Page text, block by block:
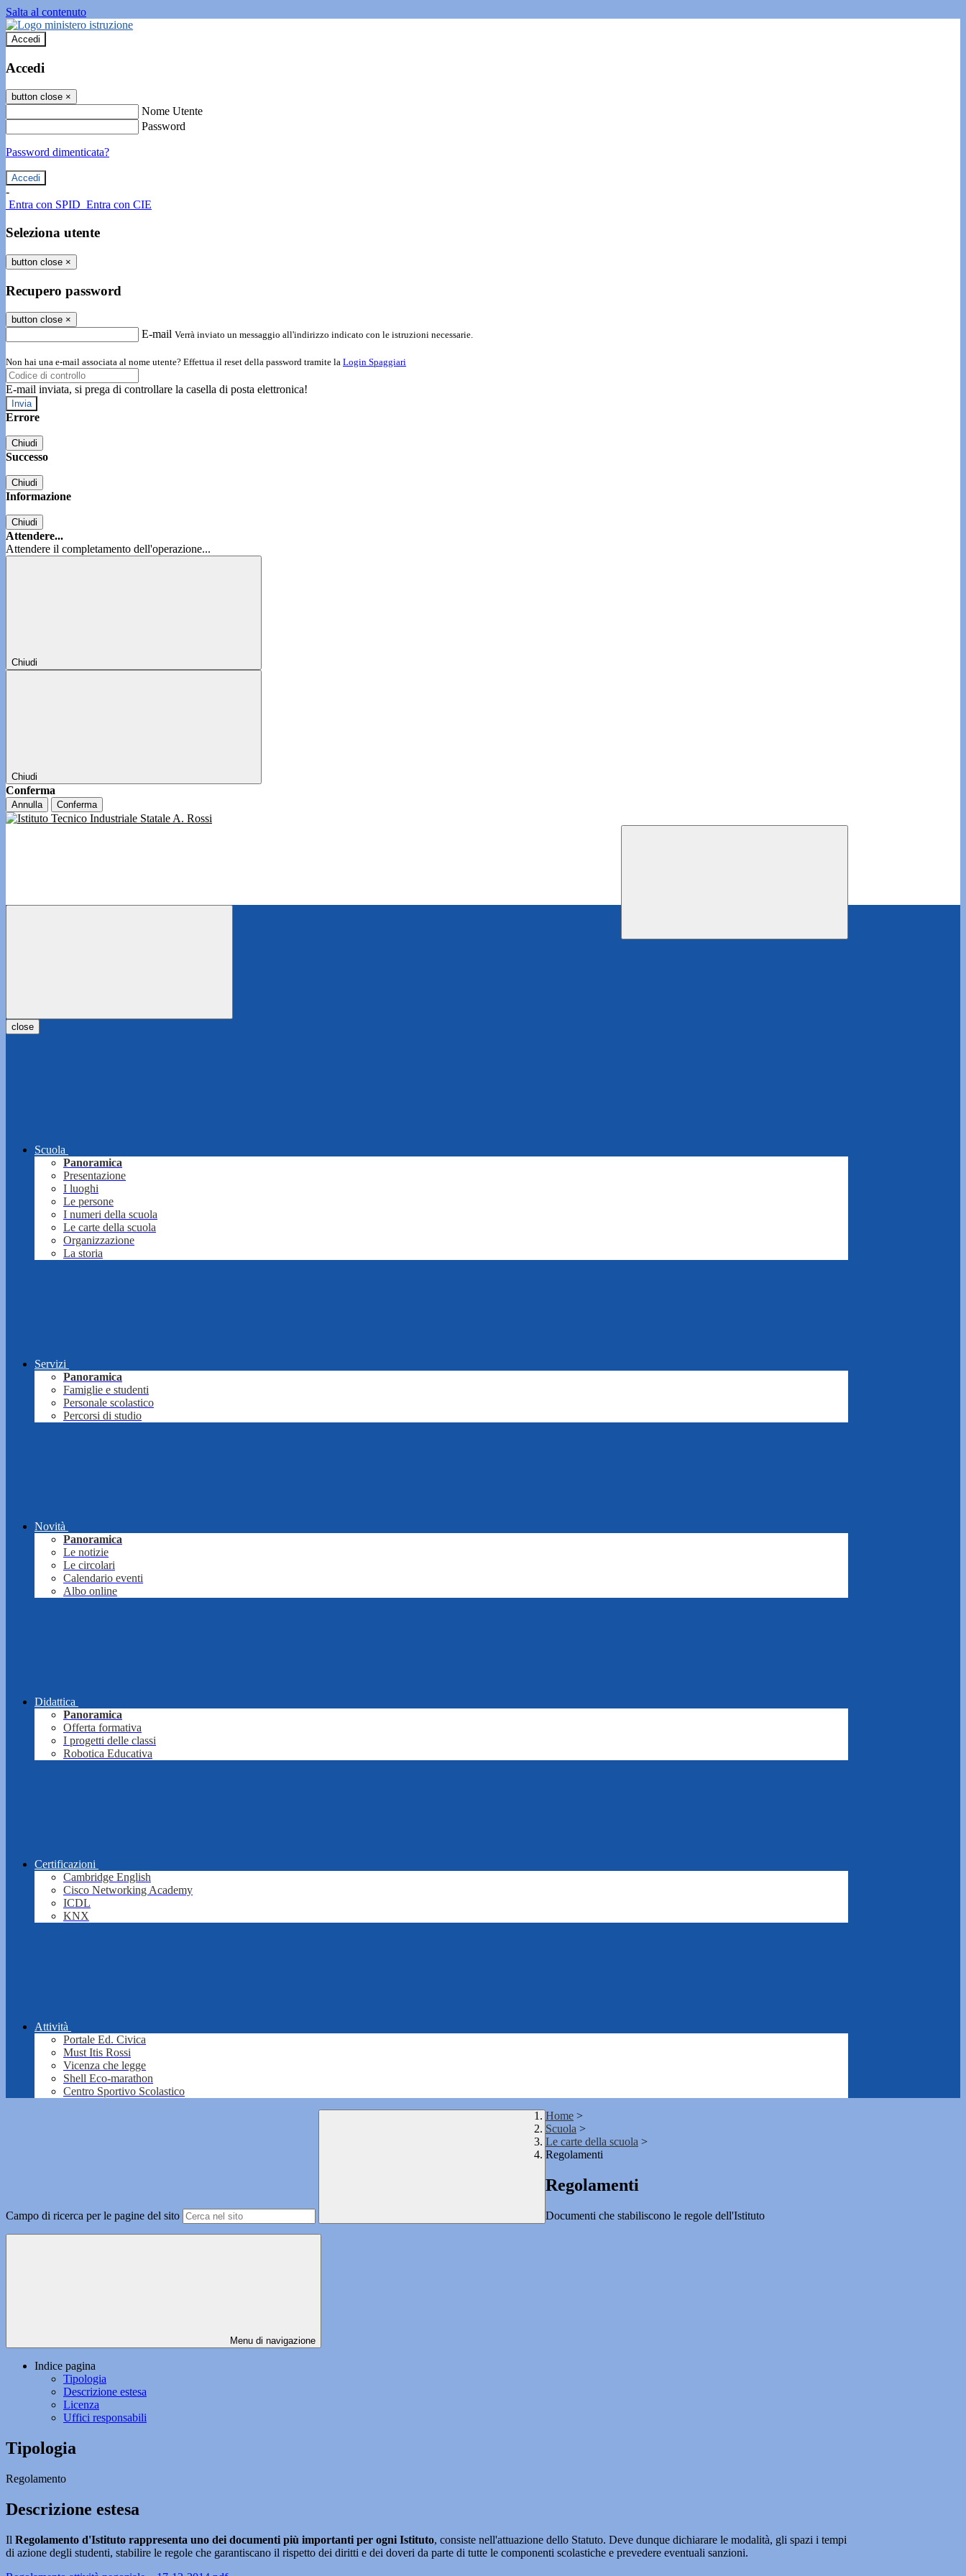
Salta al contenuto
Accedi
Accedi
button close ×
Nome Utente
Password
Password dimenticata?
-
Entra con SPID Entra con CIE
Seleziona utente
button close ×
Recupero password
button close ×
E-mail Verrà inviato un messaggio all'indirizzo indicato con le istruzioni necessarie.
Non hai una e-mail associata al nome utente? Effettua il reset della password tramite la Login Spaggiari
E-mail inviata, si prega di controllare la casella di posta elettronica!
Errore
Chiudi
Successo
Chiudi
Informazione
Chiudi
Attendere...
Attendere il completamento dell'operazione...
Chiudi
Chiudi
Conferma
Annulla Conferma
close
Scuola
Panoramica
Presentazione
I luoghi
Le persone
I numeri della scuola
Le carte della scuola
Organizzazione
La storia
Servizi
Panoramica
Famiglie e studenti
Personale scolastico
Percorsi di studio
Novità
Panoramica
Le notizie
Le circolari
Calendario eventi
Albo online
Didattica
Panoramica
Offerta formativa
I progetti delle classi
Robotica Educativa
Certificazioni
Cambridge English
Cisco Networking Academy
ICDL
KNX
Attività
Portale Ed. Civica
Must Itis Rossi
Vicenza che legge
Shell Eco-marathon
Centro Sportivo Scolastico
Campo di ricerca per le pagine del sito
Home >
Scuola >
Le carte della scuola >
Regolamenti
Regolamenti
Documenti che stabiliscono le regole dell'Istituto
Menu di navigazione
Indice pagina
Tipologia
Descrizione estesa
Licenza
Uffici responsabili
Tipologia
Regolamento
Descrizione estesa
Il Regolamento d'Istituto rappresenta uno dei documenti più importanti per ogni Istituto, consiste nell'attuazione dello Statuto. Deve dunque dichiarare le modalità, gli spazi i tempi
di azione degli studenti, stabilire le regole che garantiscano il rispetto dei diritti e dei doveri da parte di tutte le componenti scolastiche e prevedere eventuali sanzioni.